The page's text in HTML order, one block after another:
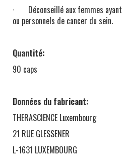
· Déconseillé aux femmes
ou personnels de cancer du sein.
Quantité:
90 caps
Données du fabricant:
THERASCIENCE Luxembourg
21 RUE GLESSENER
L-1631 LUXEMBOURG